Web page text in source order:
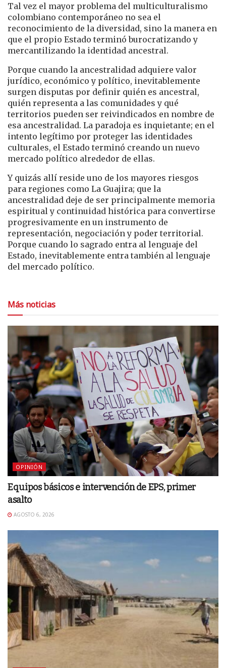
Tal vez el mayor problema del multiculturalismo
colombiano contemporáneo no sea el
reconocimiento de la diversidad, sino la manera en
que el propio Estado terminó burocratizando y
mercantilizando la identidad ancestral.
Porque cuando la ancestralidad adquiere valor
jurídico, económico y político, inevitablemente
surgen disputas por definir quién es ancestral,
quién representa a las comunidades y qué
territorios pueden ser reivindicados en nombre de
esa ancestralidad. La paradoja es inquietante; en el
intento legítimo por proteger las identidades
culturales, el Estado terminó creando un nuevo
mercado político alrededor de ellas.
Y quizás allí reside uno de los mayores riesgos
para regiones como La Guajira; que la
ancestralidad deje de ser principalmente memoria
espiritual y continuidad histórica para convertirse
progresivamente en un instrumento de
representación, negociación y poder territorial.
Porque cuando lo sagrado entra al lenguaje del
Estado, inevitablemente entra también al lenguaje
del mercado político.
Más noticias
OPINIÓN
Equipos básicos e intervención de EPS, primer
asalto
AGOSTO 6, 2026